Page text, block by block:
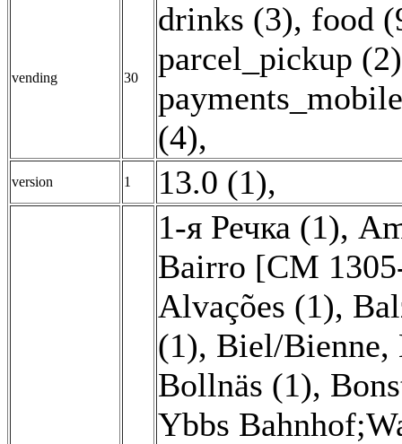
vending 30
drinks (3), food
parcel_pickup (2)
(4),
version 1 13.0 (1),
1-я Речка (1),
Bairro [CM
Alvações (1),
(1), Biel/Bienne,
Bollnäs (1),
Ybbs